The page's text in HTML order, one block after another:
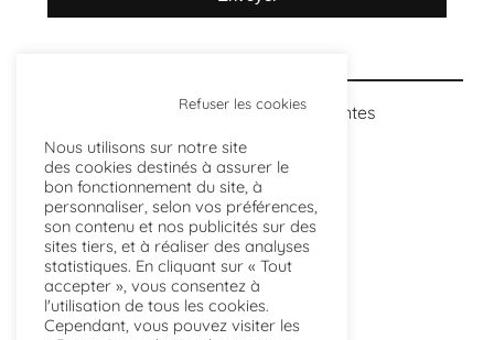
Découvrez nos points de ventes
> ici
Refuser les cookies
Nous utilisons sur notre site
des cookies destinés à assurer le
bon fonctionnement du site, à
personnaliser, selon vos préférences,
son contenu et nos publicités sur des
sites tiers, et à réaliser des analyses
statistiques. En cliquant sur « Tout
accepter », vous consentez à
l'utilisation de tous les cookies.
Cependant, vous pouvez visiter les